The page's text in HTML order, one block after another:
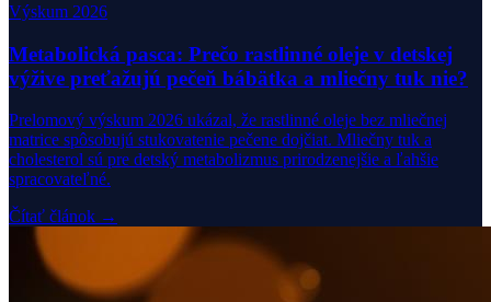
Výskum 2026
Metabolická pasca: Prečo rastlinné oleje v detskej
výžive preťažujú pečeň bábätka a mliečny tuk nie?
Prelomový výskum 2026 ukázal, že rastlinné oleje bez mliečnej
matrice spôsobujú stukovatenie pečene dojčiat. Mliečny tuk a
cholesterol sú pre detský metabolizmus prirodzenejšie a ľahšie
spracovateľné.
Čítať článok →